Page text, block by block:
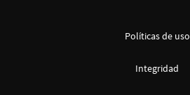
Políticas de uso
Integridad